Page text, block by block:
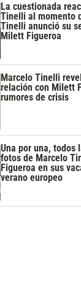
La cuestionada
Tinelli al momento
Tinelli anunció su
Milett Figueroa
Marcelo Tinelli
relación con Milett
rumores de crisis
Una por una, todos
fotos de Marcelo
Figueroa en sus
verano europeo